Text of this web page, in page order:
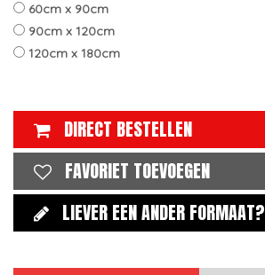
60cm x 90cm
90cm x 120cm
120cm x 180cm
DIRECT BESTELLEN
FAVORIET TOEVOEGEN
LIEVER EEN ANDER FORMAAT?